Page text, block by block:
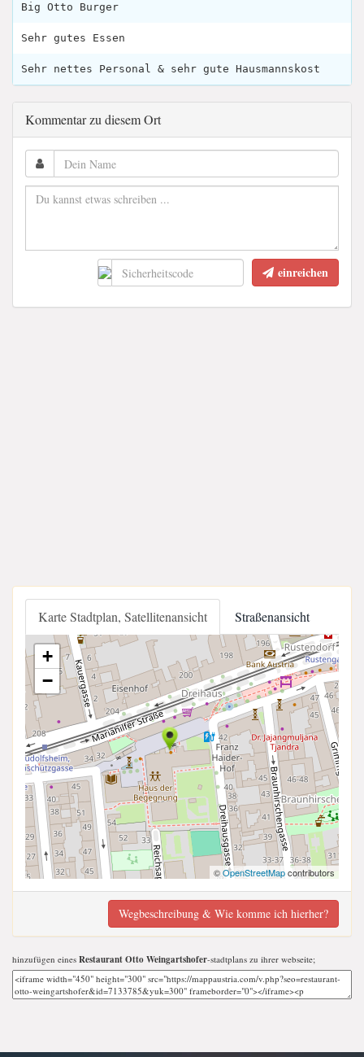
Big Otto Burger
Sehr gutes Essen
Sehr nettes Personal & sehr gute Hausmannskost
Kommentar zu diesem Ort
einreichen
Karte Stadtplan, Satellitenansicht Straßenansicht
+
−
©OpenStreetMapcontributors
Wegbeschreibung & Wie komme ich hierher?
hinzufügen eines Restaurant Otto Weingartshofer-stadtplans zu ihrer webseite;